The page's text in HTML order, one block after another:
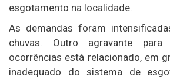
esgotamento na localidade.
As demandas foram
chuvas. Outro agravante
ocorrências está relacionado, em
inadequado do sistema de